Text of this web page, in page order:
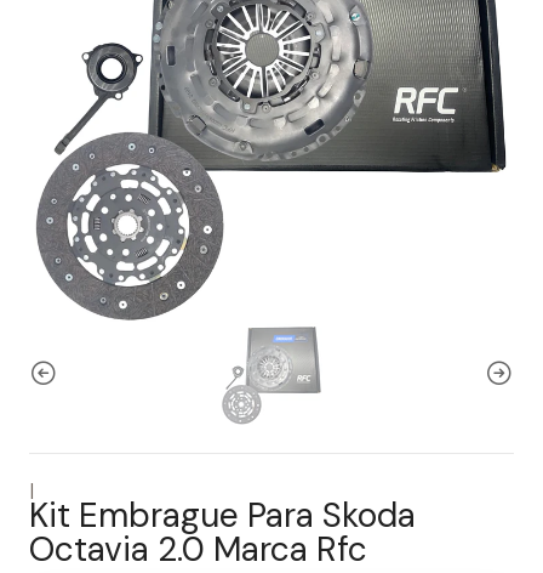
|
Kit Embrague Para Skoda
Octavia 2.0 Marca Rfc